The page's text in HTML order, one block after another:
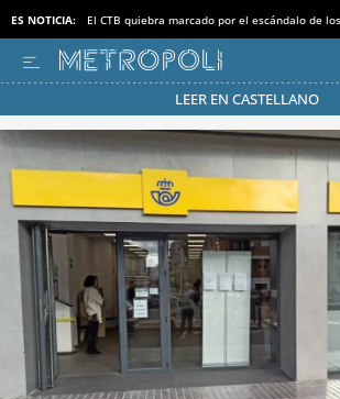
ES NOTICIA: El CTB quiebra marcado por el escándalo de
LEER EN CASTELLANO
Pásate al MODO AHORRO